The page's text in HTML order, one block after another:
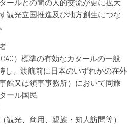
ールとの間の人的交流が更に拡大
観光立国推進及び地方創生につな
）標準の有効なカタールの一般
し、渡航前に日本のいずれかの在外
館又は領事事務所）において同旅
ール国民
観光、商用、親族・知人訪問等）